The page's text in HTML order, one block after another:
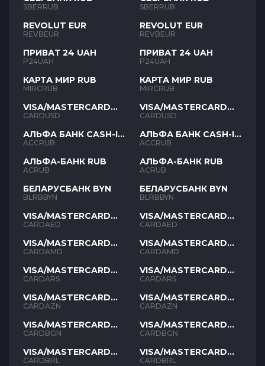
SBERRUB
REVOLUT EUR
REVBEUR
ПРИВАТ 24 UAH
P24UAH
КАРТА МИР RUB
MIRCRUB
VISA/MASTERCARD
USD
CARDUSD
АЛЬФА БАНК CASH-IN
RUB
ACCRUB
АЛЬФА-БАНК RUB
ACRUB
БЕЛАРУСБАНК BYN
BLRBBYN
VISA/MASTERCARD
AED
CARDAED
VISA/MASTERCARD
AMD
CARDAMD
VISA/MASTERCARD
ARS
CARDARS
VISA/MASTERCARD
AZN
CARDAZN
VISA/MASTERCARD
BGN
CARDBGN
VISA/MASTERCARD
BRL
CARDBRL
SBERRUB
REVOLUT EUR
REVBEUR
ПРИВАТ 24 UAH
P24UAH
КАРТА МИР RUB
MIRCRUB
VISA/MASTERCARD
USD
CARDUSD
АЛЬФА БАНК CASH-IN
RUB
ACCRUB
АЛЬФА-БАНК RUB
ACRUB
БЕЛАРУСБАНК BYN
BLRBBYN
VISA/MASTERCARD
AED
CARDAED
VISA/MASTERCARD
AMD
CARDAMD
VISA/MASTERCARD
ARS
CARDARS
VISA/MASTERCARD
AZN
CARDAZN
VISA/MASTERCARD
BGN
CARDBGN
VISA/MASTERCARD
BRL
CARDBRL